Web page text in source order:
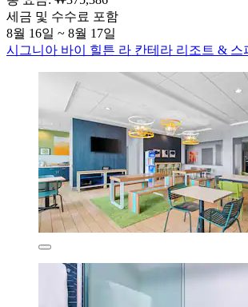
세금 및 수수료 포함
8월 16일 ~ 8월 17일
시그니아 바이 힐튼 라 칸테라 리조트 & 스